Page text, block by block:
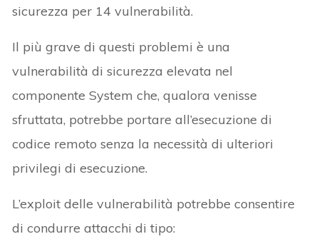
sicurezza per 14 vulnerabilità.
Il più grave di questi problemi è una
vulnerabilità di sicurezza elevata nel
componente System che, qualora venisse
sfruttata, potrebbe portare all’esecuzione di
codice remoto senza la necessità di ulteriori
privilegi di esecuzione.
L’exploit delle vulnerabilità potrebbe consentire
di condurre attacchi di tipo: